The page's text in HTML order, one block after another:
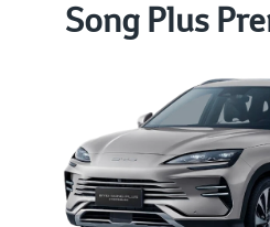
Song Plus